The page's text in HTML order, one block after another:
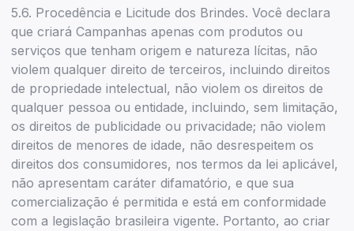
5.6. Procedência e Licitude dos Brindes. Você declara
que criará Campanhas apenas com produtos ou
serviços que tenham origem e natureza lícitas, não
violem qualquer direito de terceiros, incluindo direitos
de propriedade intelectual, não violem os direitos de
qualquer pessoa ou entidade, incluindo, sem limitação,
os direitos de publicidade ou privacidade; não violem
direitos de menores de idade, não desrespeitem os
direitos dos consumidores, nos termos da lei aplicável,
não apresentam caráter difamatório, e que sua
comercialização é permitida e está em conformidade
com a legislação brasileira vigente. Portanto, ao criar